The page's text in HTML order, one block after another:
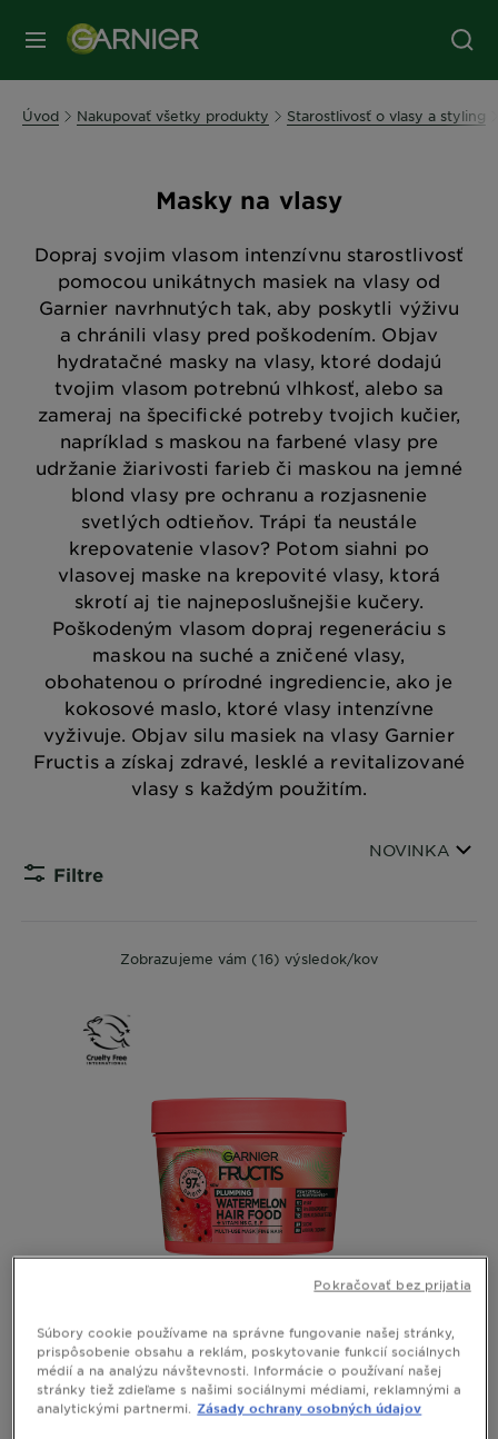
Úvod Nakupovať všetky produkty Starostlivosť o vlasy a styling
Masky na vlasy
Dopraj svojim vlasom intenzívnu starostlivosť
pomocou unikátnych masiek na vlasy od
Garnier navrhnutých tak, aby poskytli výživu
a chránili vlasy pred poškodením. Objav
hydratačné masky na vlasy, ktoré dodajú
tvojim vlasom potrebnú vlhkosť, alebo sa
zameraj na špecifické potreby tvojich kučier,
napríklad s maskou na farbené vlasy pre
udržanie žiarivosti farieb či maskou na jemné
blond vlasy pre ochranu a rozjasnenie
svetlých odtieňov. Trápi ťa neustále
krepovatenie vlasov? Potom siahni po
vlasovej maske na krepovité vlasy, ktorá
skrotí aj tie najneposlušnejšie kučery.
Poškodeným vlasom dopraj regeneráciu s
maskou na suché a zničené vlasy,
obohatenou o prírodné ingrediencie, ako je
kokosové maslo, ktoré vlasy intenzívne
vyživuje. Objav silu masiek na vlasy Garnier
Fructis a získaj zdravé, lesklé a revitalizované
vlasy s každým použitím.
Filtre
Zoradiť podľa
NOVINKA
Zobrazujeme vám (16) výsledok/kov
FRUCTIS
Fructis Hair Food Watermelon
vyplňujúci maska
Súbory cookie používame na správne fungovanie našej stránky,
prispôsobenie obsahu a reklám, poskytovanie funkcií sociálnych
médií a na analýzu návštevnosti. Informácie o používaní našej
stránky tiež zdieľame s našimi sociálnymi médiami, reklamnými a
analytickými partnermi. Zásady ochrany osobných údajov
Pokračovať bez prijatia